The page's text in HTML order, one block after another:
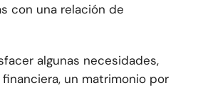
con una relación de
algunas necesidades,
un matrimonio por